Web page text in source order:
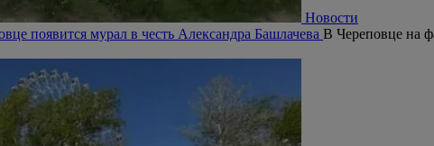
Новости
появится мурал в честь Александра Башлачева В Череповце на